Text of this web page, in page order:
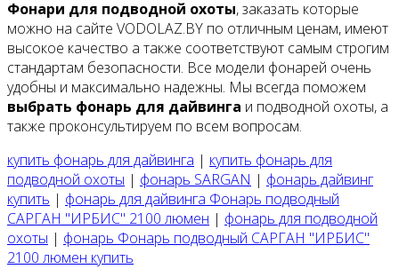
Фонари для подводной охоты, заказать которые
можно на сайте VODOLAZ.BY по отличным ценам, имеют
высокое качество а также соответствуют самым строгим
стандартам безопасности. Все модели фонарей очень
удобны и максимально надежны. Мы всегда поможем
выбрать фонарь для дайвинга и подводной охоты, а
также проконсультируем по всем вопросам.
купить фонарь для дайвинга | купить фонарь для
подводной охоты | фонарь SARGAN | фонарь дайвинг
купить | фонарь для дайвинга Фонарь подводный
САРГАН "ИРБИС" 2100 люмен | фонарь для подводной
охоты | фонарь Фонарь подводный САРГАН "ИРБИС"
2100 люмен купить